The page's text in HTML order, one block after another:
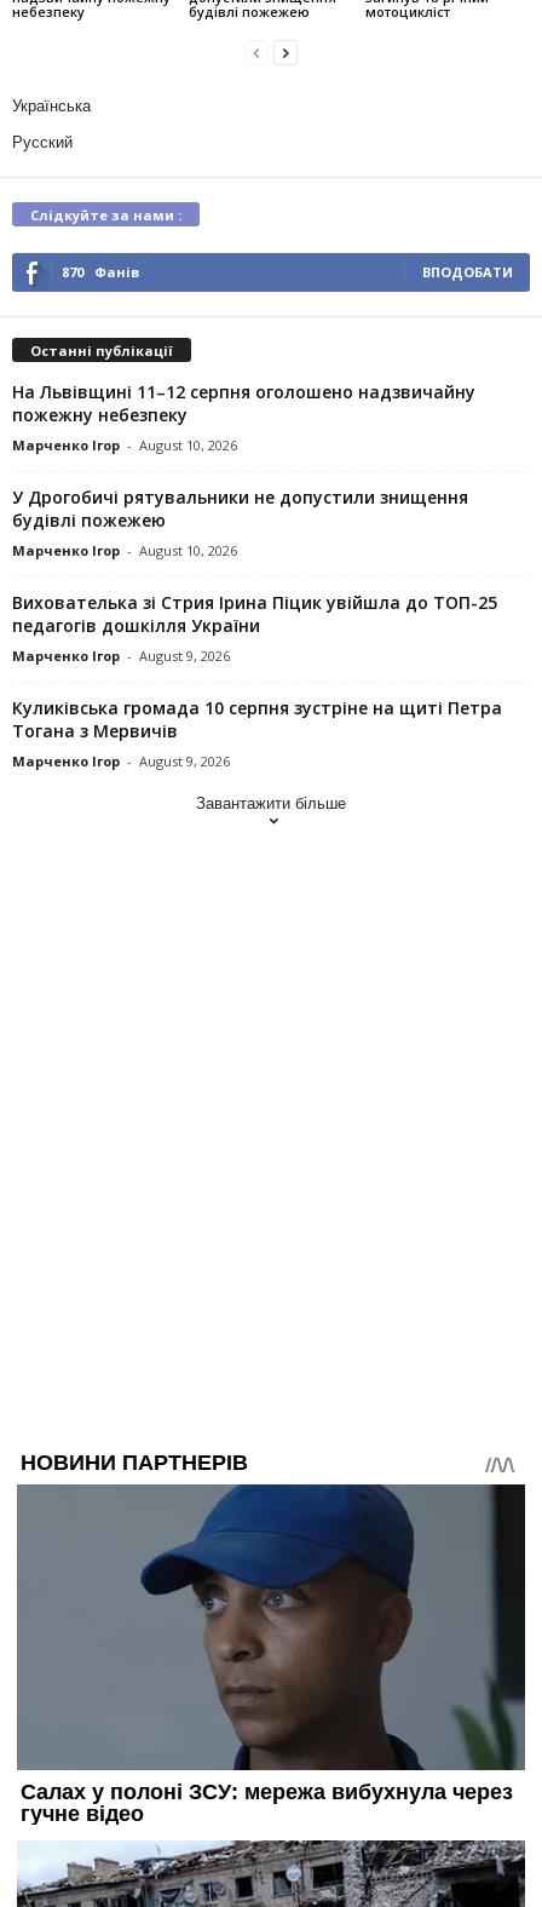
небезпеку
будівлі пожежею
мотоцикліст
Українська
Русский
Слідкуйте за нами :
870 Фанів ВПОДОБАТИ
Останні публікації
На Львівщині 11–12 серпня оголошено надзвичайну
пожежну небезпеку
Марченко Ігор - August 10, 2026
У Дрогобичі рятувальники не допустили знищення
будівлі пожежею
Марченко Ігор - August 10, 2026
Вихователька зі Стрия Ірина Піцик увійшла до ТОП-25
педагогів дошкілля України
Марченко Ігор - August 9, 2026
Куликівська громада 10 серпня зустріне на щиті Петра
Тогана з Мервичів
Марченко Ігор - August 9, 2026
Завантажити більше